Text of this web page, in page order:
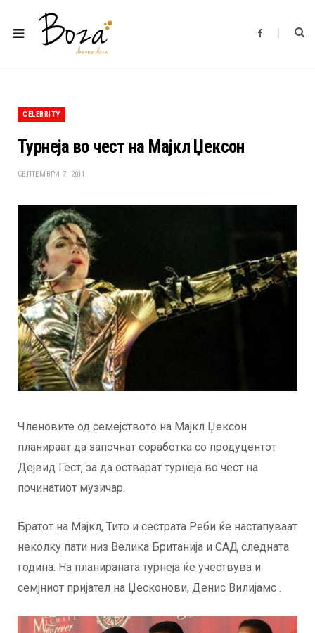
F
b
CELEBRITY
Турнеја во чест на Мајкл Џексон
СЕПТЕМВРИ 7, 2011
Членовите од семејството на Мајкл Џексон
планираат да започнат соработка со продуцентот
Дејвид Гест, за да остварат турнеја во чест на
починатиот музичар.
Братот на Мајкл, Тито и сестрата Реби ќе настапуваат
неколку пати низ Велика Британија и САД следната
година. На планираната турнеја ќе учествува и
семјниот пријател на Џесконови, Денис Вилијамс .